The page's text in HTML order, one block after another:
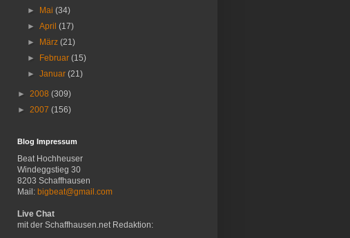
►
Mai(34)
►April(17)
►
März(21)
►
Februar(15)
►Januar(21)
► 2008 (309)
► 2007 (156)
Blog Impressum
Beat Hochheuser
Windeggstieg 30
8203 Schaffhausen
Mail: bigbeat@gmail.com
Live Chat
mit der Schaffhausen.net Redaktion: